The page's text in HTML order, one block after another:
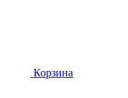
Корзина